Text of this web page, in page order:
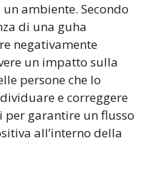
ambiente. Secondo
di una guha
negativamente
un impatto sulla
persone che lo
e correggere
garantire un flusso
all’interno della